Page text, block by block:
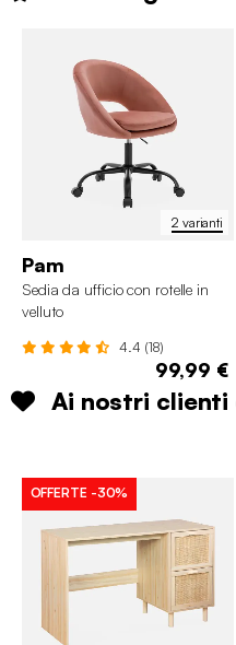
2 varianti
Pam
Sedia da ufficio con rotelle in
velluto
4.4 (18)
99,99 €
Ai nostri clienti
OFFERTE -30%